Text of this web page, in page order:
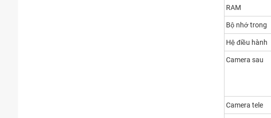
RAM
Bộ nhớ trong
Hệ điều hành
Camera sau
Camera tele